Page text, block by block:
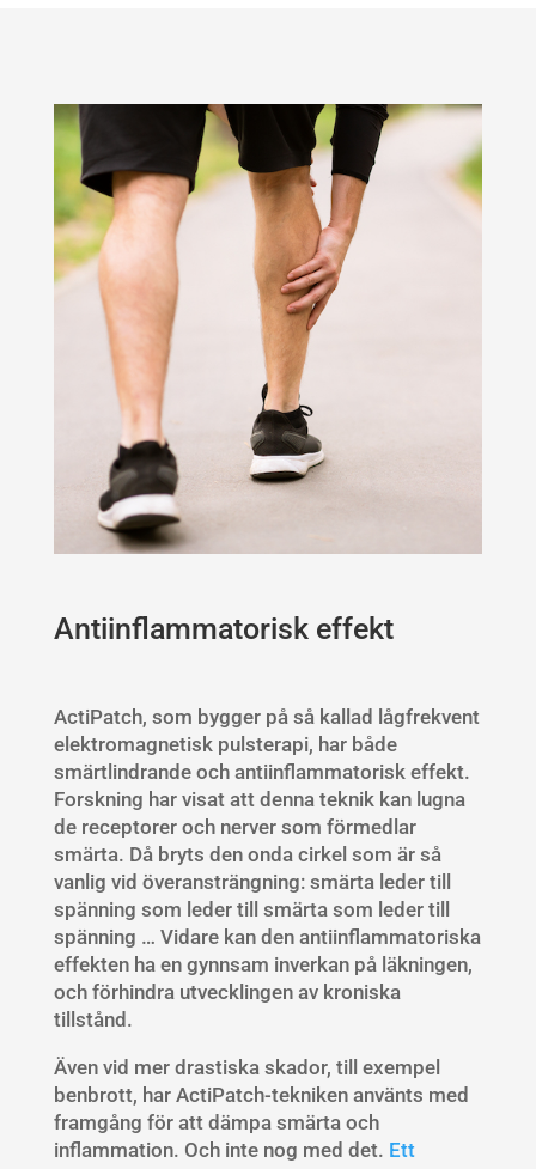
Antiinflammatorisk effekt
ActiPatch, som bygger på så kallad lågfrekvent
elektromagnetisk pulsterapi, har både
smärtlindrande och antiinflammatorisk effekt.
Forskning har visat att denna teknik kan lugna
de receptorer och nerver som förmedlar
smärta. Då bryts den onda cirkel som är så
vanlig vid överansträngning: smärta leder till
spänning som leder till smärta som leder till
spänning … Vidare kan den antiinflammatoriska
effekten ha en gynnsam inverkan på läkningen,
och förhindra utvecklingen av kroniska
tillstånd.
Även vid mer drastiska skador, till exempel
benbrott, har ActiPatch-tekniken använts med
framgång för att dämpa smärta och
inflammation. Och inte nog med det. Ett